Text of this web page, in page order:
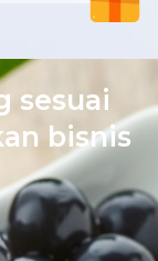
sesuai
bisnis